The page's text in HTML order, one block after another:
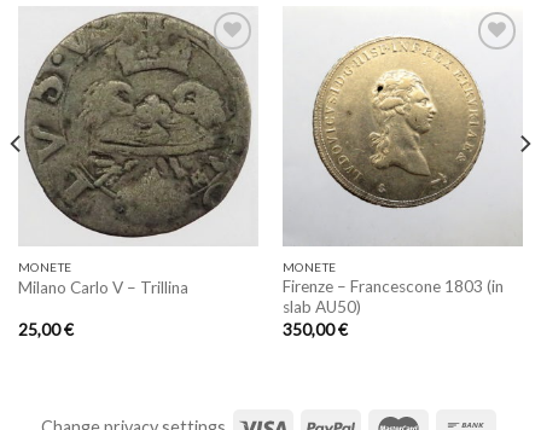
Aggiungi
a lista
dei
desideri
MONETE
Milano Carlo V – Trillina
25,00€
Aggiungi
a lista
dei
desideri
MONETE
Firenze – Francescone 1803 (in
slab AU50)
350,00€